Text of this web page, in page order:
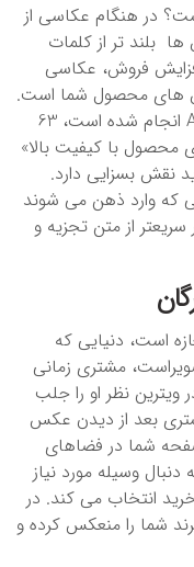
در هنگام عکاسی از
بلند تر از کلمات
فروش، عکاسی
های محصول شما است.
در واقع، طبق مطالعه‌ای که توسط Adobe انجام شده است، 63
محصول با کیفیت بالا»
نقش بسزایی دارد.
درصد اطلاعاتی که وارد ذهن می شوند
و تصاویر ۶۰ هزار بار سریعتر از متن تجزیه و
است، دنیایی که
مشتری زمانی
نظر او را جلب
بعد از دیدن عکس
شما در فضاهای
وسیله مورد نیاز
انتخاب می کند. در
شما را منعکس کرده و